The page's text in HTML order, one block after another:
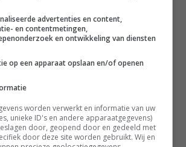
bedrijven openen deuren tijdens
in de Kas
02-2025
van Kom in de Kas
hebben geen wanklank gehoord, wel
complimenten'
advertenties en content,
en contentmetingen,
en ontwikkeling van diensten
op een apparaat opslaan en/of openen
worden verwerkt en informatie van uw
unieke ID's en andere apparaatgegevens)
door, geopend door en gedeeld met
door deze site worden gebruikt. Wij en